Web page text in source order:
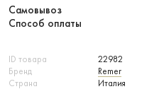
ID товара
22982
Бренд
Remer
Страна
Италия
Самовывоз
Способ оплаты